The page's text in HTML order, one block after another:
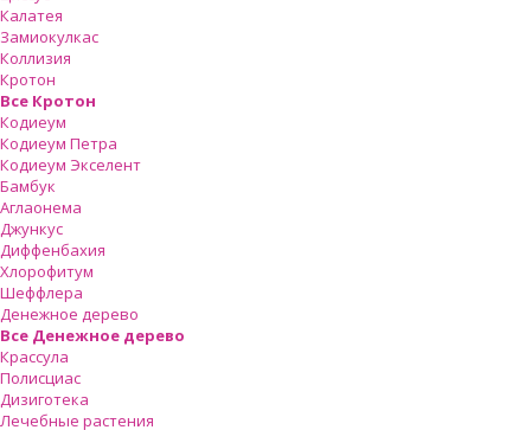
Калатея
Замиокулкас
Коллизия
Кротон
Все Кротон
Кодиеум
Кодиеум Петра
Кодиеум Экселент
Бамбук
Аглаонема
Джункус
Диффенбахия
Хлорофитум
Шеффлера
Денежное дерево
Все Денежное дерево
Крассула
Полисциас
Дизиготека
Лечебные растения